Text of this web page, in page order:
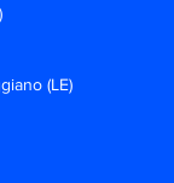
(LE)